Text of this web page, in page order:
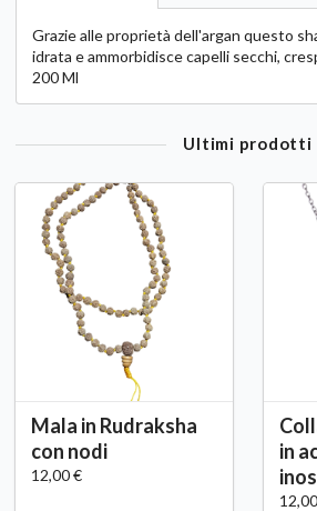
Grazie alle proprietà dell'argan questo
idrata e ammorbidisce capelli secchi,
200 Ml
Ultimi prodotti
Mala in Rudraksha
con nodi
12,00 €
in